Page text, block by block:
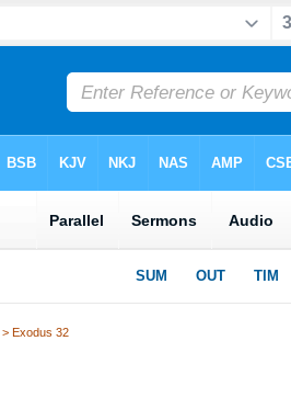
> Exodus 32